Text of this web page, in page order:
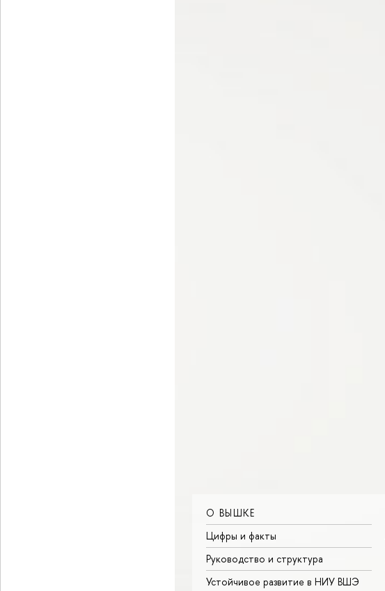
О ВЫШКЕ
Цифры и факты
Руководство и структура
Устойчивое развитие в НИУ ВШЭ